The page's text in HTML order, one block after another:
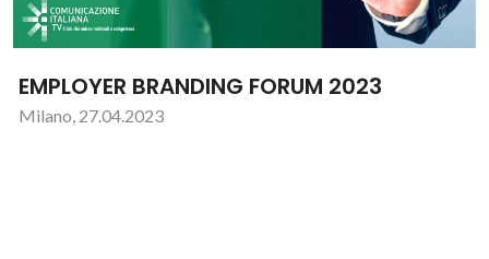
EMPLOYER BRANDING FORUM 2023
Milano, 27.04.2023